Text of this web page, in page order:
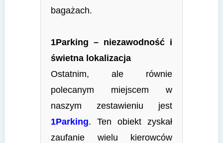
bagażach.
1Parking – niezawodność i
świetna lokalizacja
Ostatnim, ale równie
polecanym miejscem w
naszym zestawieniu jest
1Parking. Ten obiekt zyskał
zaufanie wielu kierowców